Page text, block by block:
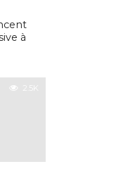
à
2.5K